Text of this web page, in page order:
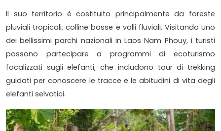
Il suo territorio è costituito principalmente da foreste
pluviali tropicali, colline basse e valli fluviali. Visitando uno
dei bellissimi parchi nazionali in Laos Nam Phouy, i turisti
possono partecipare a programmi di ecoturismo
focalizzati sugli elefanti, che includono tour di trekking
guidati per conoscere le tracce e le abitudini di vita degli
elefanti selvatici.